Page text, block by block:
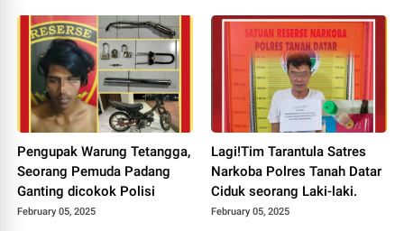
Pengupak Warung Tetangga,
Seorang Pemuda Padang
Ganting dicokok Polisi
February 05, 2025
Lagi!Tim Tarantula Satres
Narkoba Polres Tanah Datar
Ciduk seorang Laki-laki.
February 05, 2025